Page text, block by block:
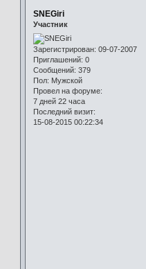
SNEGiri
Участник
Зарегистрирован: 09-07-2007
Приглашений: 0
Сообщений: 379
Пол: Мужской
Провел на форуме:
7 дней 22 часа
Последний визит:
15-08-2015 00:22:34